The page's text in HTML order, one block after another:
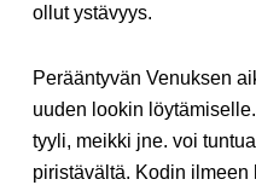
ollut ystävyys.
Perääntyvän Venuksen
uuden lookin
tyyli, meikki jne. voi
piristävältä. Kodin